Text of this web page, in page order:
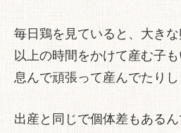
毎日鶏を見ていると、大き
以上の時間をかけて産む子
息んで頑張って産んでたりし
出産と同じで個体差もある